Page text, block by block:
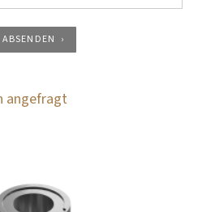
ABSENDEN
angefragt